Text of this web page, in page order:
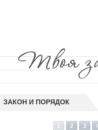
ЗАКОН И ПОРЯДОК
1 2 3